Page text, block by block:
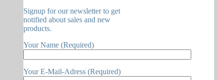
Signup for our newsletter to get
notified about sales and new
products.
Your Name (Required)
Your E-Mail-Adress (Required)